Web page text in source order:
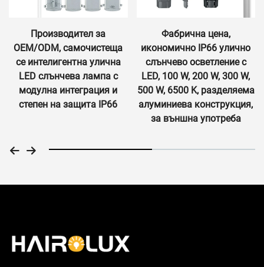
Производител за
OEM/ODM, самочистеща
се интелигентна улична
LED слънчева лампа с
модулна интеграция и
степен на защита IP66
Фабрична цена,
икономично IP66 улично
слънчево осветление с
LED, 100 W, 200 W, 300 W,
500 W, 6500 K, разделяема
алуминиева конструкция,
за външна употреба